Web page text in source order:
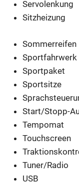
Servolenkung
Sitzheizung
Sommerreifen
Sportfahrwerk
Sportpaket
Sportsitze
Start/Stopp-
Tempomat
Touchscreen
Tuner/Radio
USB